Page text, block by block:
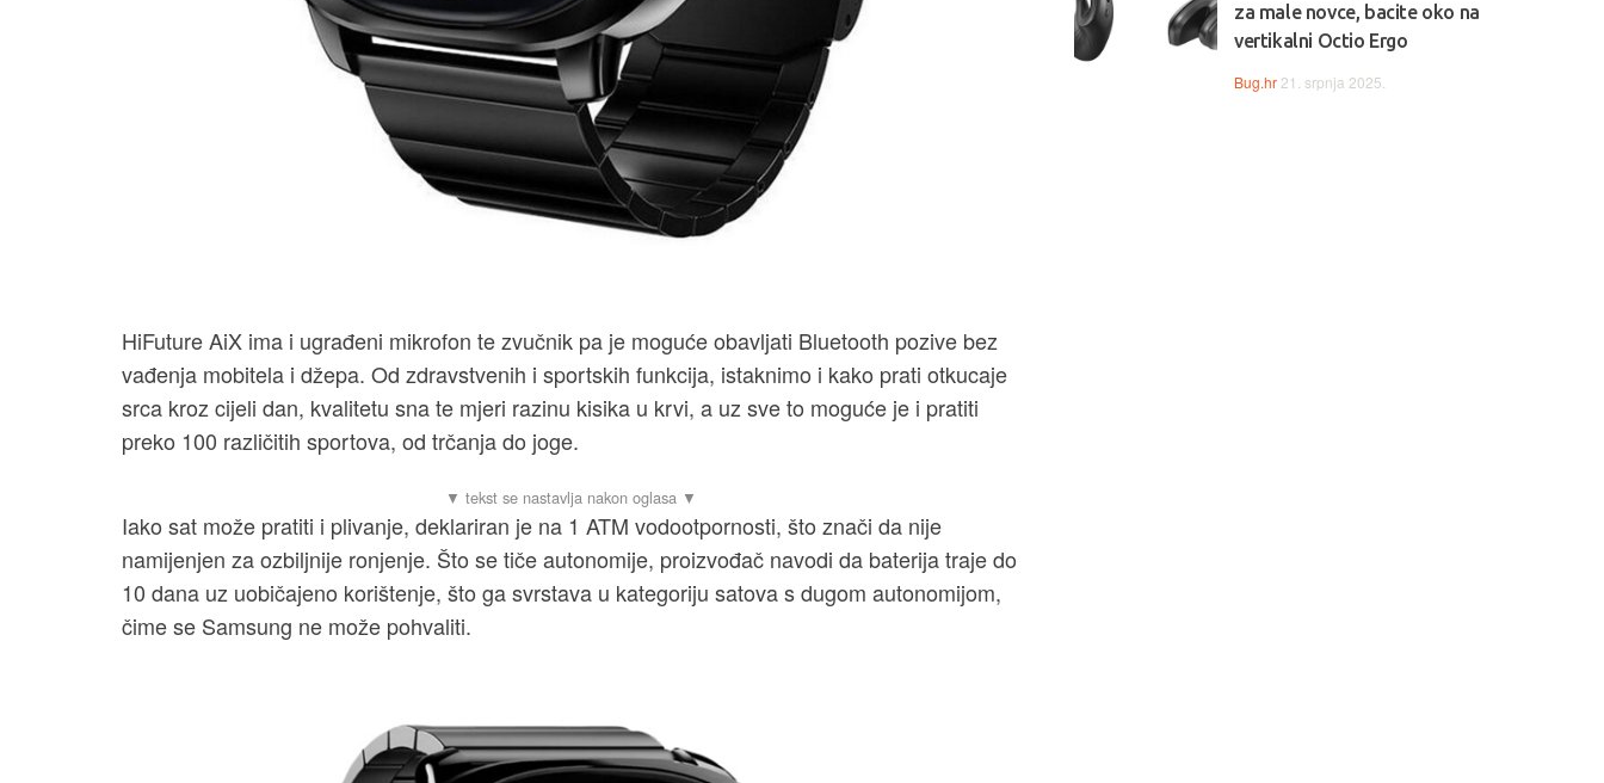
HiFuture AiX ima i ugrađeni mikrofon te zvučnik pa je moguće obavljati Bluetooth pozive bez
vađenja mobitela i džepa. Od zdravstvenih i sportskih funkcija, istaknimo i kako prati otkucaje
srca kroz cijeli dan, kvalitetu sna te mjeri razinu kisika u krvi, a uz sve to moguće je i pratiti
preko 100 različitih sportova, od trčanja do joge.
Iako sat može pratiti i plivanje, deklariran je na 1 ATM vodootpornosti, što znači da nije
namijenjen za ozbiljnije ronjenje. Što se tiče autonomije, proizvođač navodi da baterija traje do
10 dana uz uobičajeno korištenje, što ga svrstava u kategoriju satova s dugom autonomijom,
čime se Samsung ne može pohvaliti.
za male novce, bacite oko na
vertikalni Octio Ergo
Bug.hr 21. srpnja 2025.